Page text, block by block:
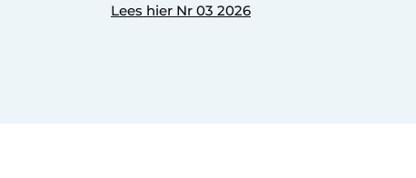
Lees hier Nr 03 2026